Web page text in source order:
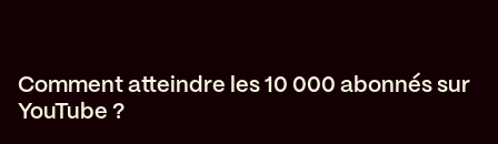
C omment atteindre les 10 000 abonnés sur
YouTube ?